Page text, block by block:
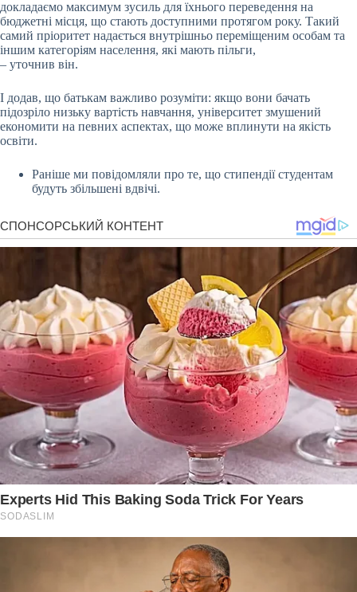
докладаємо максимум зусиль для їхнього переведення на
бюджетні місця, що стають доступними протягом року. Такий
самий пріоритет надається внутрішньо переміщеним особам та
іншим категоріям населення, які мають пільги,
– уточнив він.
І додав, що батькам важливо розуміти: якщо вони бачать
підозріло низьку вартість навчання, університет змушений
економити на певних аспектах, що може вплинути на якість
освіти.
Раніше ми повідомляли про те, що стипендії студентам
будуть збільшені вдвічі.